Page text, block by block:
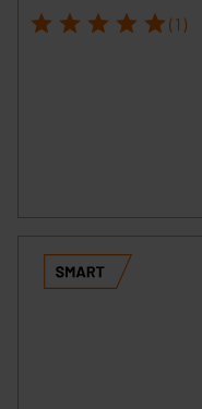
1 2 3 4 5 (1)